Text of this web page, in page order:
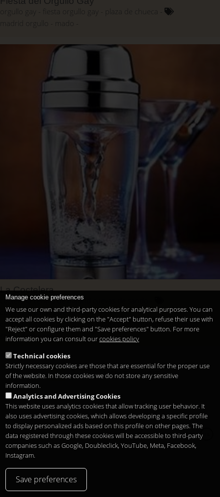
orgullo gay
fiesta orgullo gay
plaza de chueca
madrid orgullo
La Coctelera
cocteleria centro de madrid cuevas de sando
cocteleria cuevas de sando
cocteles en la terraza sunset lookers del hotel mercure madrid
santo domingo
tomar cocoteles por la noche
1 2 3 següent › últim »
Copyright 2026 Legal notice Privacitat Cookies
Manage cookie preferences
We use our own and third-party cookies for analytical purposes. You can
accept all cookies by clicking on the "Accept" button, refuse their use with
"Reject" or configure them and "Save preferences" button. For more
information you can consult ourcookies policy
Technical cookies
Strictly necessary cookies are those that are essential for the proper use
of the website. In those cookies we do not store any sensitive
information.
Analytics and Advertising Cookies
This website uses analytics cookies that allow tracking user behavior. It
also uses advertising cookies, which allows developing a specific profile
to display personalized ads based on this profile on other pages. The
data registered through these cookies will be accessible to third-party
companies such as Google, Doubleclick, YouTube, Meta, Facebook,
Instagram.
Save preferences